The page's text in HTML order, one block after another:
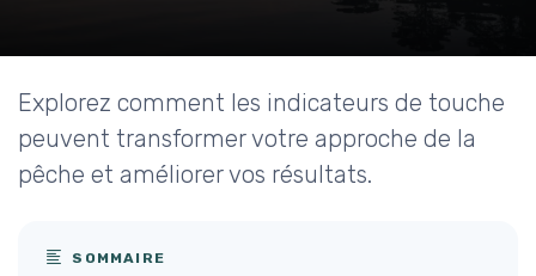
Explorez comment les indicateurs de touche
peuvent transformer votre approche de la
pêche et améliorer vos résultats.
SOMMAIRE